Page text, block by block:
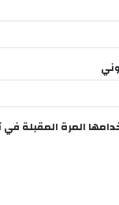
المرة المقبلة